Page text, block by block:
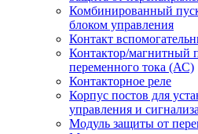
Комбинированный
блоком управления
Контакт
Контактор/магнитный
переменного тока (АС)
Контакторное реле
Корпус постов для
управления и
Модуль защиты от